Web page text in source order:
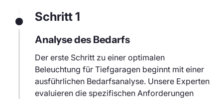
Schritt 1
Analyse des Bedarfs
Der erste Schritt zu einer optimalen
Beleuchtung für Tiefgaragen beginnt mit einer
ausführlichen Bedarfsanalyse. Unsere Experten
evaluieren die spezifischen Anforderungen